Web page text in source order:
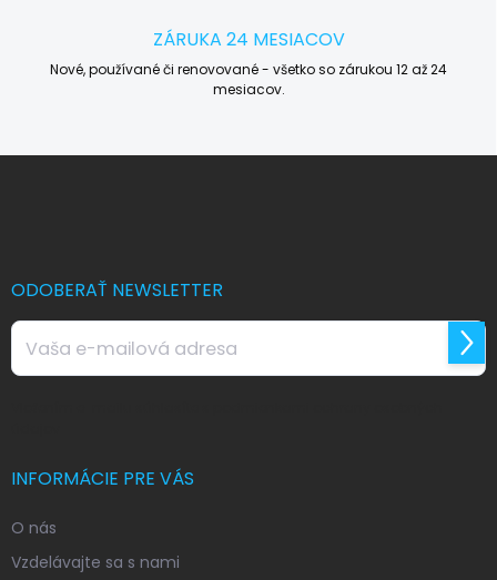
ZÁRUKA 24 MESIACOV
Nové, používané či renovované - všetko so zárukou 12 až 24
mesiacov.
ODOBERAŤ NEWSLETTER
sa
INFORMÁCIE PRE VÁS
O nás
Vzdelávajte sa s nami